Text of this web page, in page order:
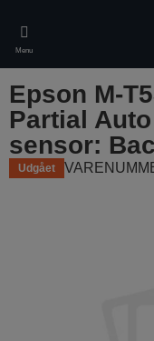
main
content
Menu
Epson M-
Partial
sensor:
Udgået